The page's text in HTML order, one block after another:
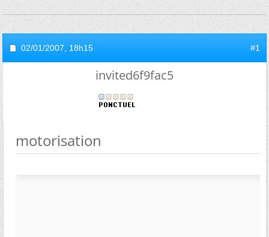
02/01/2007, 18h15 #1
invited6f9fac5
motorisation